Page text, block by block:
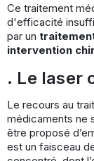
Ce traitement
d'efficacité
par un
intervention
. Le laser
Le recours au
médicaments ne
être proposé
est un faisceau